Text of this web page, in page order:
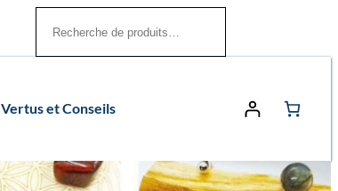
Vertus et Conseils